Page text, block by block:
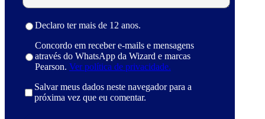
Declaro ter mais de 12 anos.
Concordo em receber e-mails e mensagens
através do WhatsApp da Wizard e marcas
Pearson. Ver política de privacidade.
Salvar meus dados neste navegador para a
próxima vez que eu comentar.